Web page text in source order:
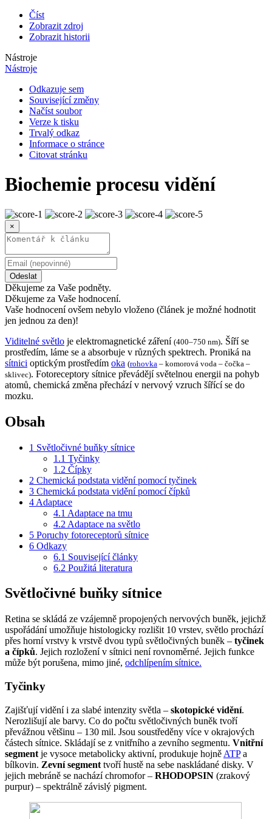
Číst
Zobrazit zdroj
Zobrazit historii
Nástroje
Nástroje
Odkazuje sem
Související změny
Načíst soubor
Verze k tisku
Trvalý odkaz
Informace o stránce
Citovat stránku
Biochemie procesu vidění
×
Odeslat
Děkujeme za Vaše podněty.
Děkujeme za Vaše hodnocení.
Vaše hodnocení ovšem nebylo vloženo (článek je možné hodnotit
jen jednou za den)!
Viditelné světlo je elektromagnetické záření (400–750 nm). Šíří se
prostředím, láme se a absorbuje v různých spektrech. Proniká na
sítnici optickým prostředím oka (rohovka – komorová voda – čočka –
sklivec). Fotoreceptory sítnice převádějí světelnou energii na pohyb
atomů, chemická změna přechází v nervový vzruch šířící se do
mozku.
Obsah
1 Světločivné buňky sítnice
1.1 Tyčinky
1.2 Čípky
2 Chemická podstata vidění pomocí tyčinek
3 Chemická podstata vidění pomocí čípků
4 Adaptace
4.1 Adaptace na tmu
4.2 Adaptace na světlo
5 Poruchy fotoreceptorů sítnice
6 Odkazy
6.1 Související články
6.2 Použitá literatura
Světločivné buňky sítnice
Retina se skládá ze vzájemně propojených nervových buněk, jejichž
uspořádání umožňuje histologicky rozlišit 10 vrstev, světlo prochází
přes horní vrstvy k vrstvě dvou typů světločivných buněk – tyčinek
a čípků. Jejich rozložení v sítnici není rovnoměrné. Jejich funkce
může být porušena, mimo jiné, odchlípením sítnice.
Tyčinky
Zajišťují vidění i za slabé intenzity světla – skotopické vidění.
Nerozlišují ale barvy. Co do počtu světločivných buněk tvoří
převážnou většinu – 130 mil. Jsou soustředěny více v okrajových
částech sítnice. Skládají se z vnitřního a zevního segmentu. Vnitřní
segment je vysoce metabolicky aktivní, produkuje hojně ATPa
bílkovin. Zevní segment tvoří hustě na sebe naskládané disky. V
jejich mebráně se nachází chromofor – RHODOPSIN (zrakový
purpur) – spektrálně závislý pigment.